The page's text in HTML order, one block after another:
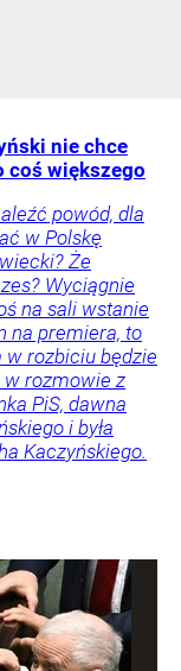
nie chce
coś większego
powód, dla
w Polskę
Że
Wyciągnie
na sali wstanie
na premiera, to
w rozbiciu będzie
rozmowie z
PiS, dawna
i była
Kaczyńskiego.